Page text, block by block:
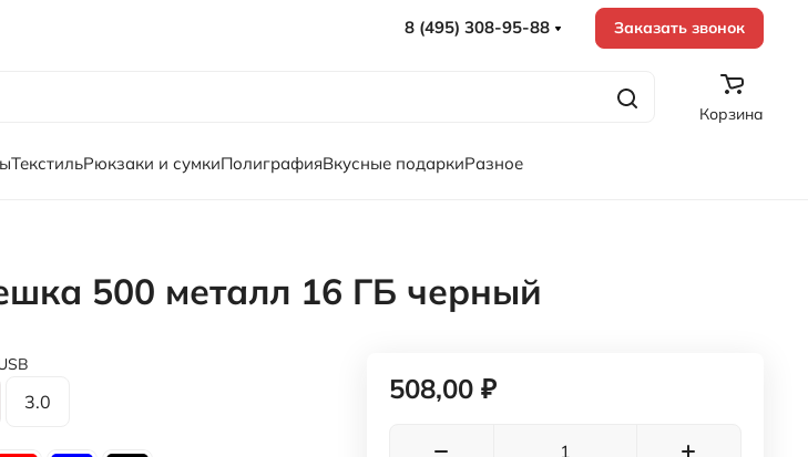
8 (495) 308-95-88 Заказать звонок
Корзина
ТекстильРюкзаки и сумкиПолиграфияВкусные подаркиРазное
500 металл 16 ГБ черный
3.0 508,00 ₽